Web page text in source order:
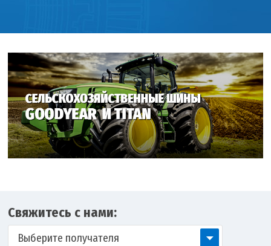
Свяжитесь с нами:
Выберите получателя